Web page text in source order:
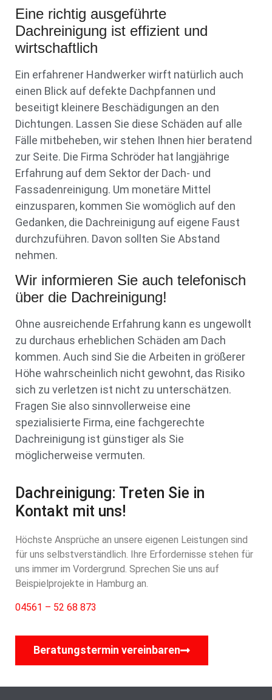
Eine richtig ausgeführte
Dachreinigung ist effizient und
wirtschaftlich
Ein erfahrener Handwerker wirft natürlich auch
einen Blick auf defekte Dachpfannen und
beseitigt kleinere Beschädigungen an den
Dichtungen. Lassen Sie diese Schäden auf alle
Fälle mitbeheben, wir stehen Ihnen hier beratend
zur Seite. Die Firma Schröder hat langjährige
Erfahrung auf dem Sektor der Dach- und
Fassadenreinigung. Um monetäre Mittel
einzusparen, kommen Sie womöglich auf den
Gedanken, die Dachreinigung auf eigene Faust
durchzuführen. Davon sollten Sie Abstand
nehmen.
Wir informieren Sie auch telefonisch
über die Dachreinigung!
Ohne ausreichende Erfahrung kann es ungewollt
zu durchaus erheblichen Schäden am Dach
kommen. Auch sind Sie die Arbeiten in größerer
Höhe wahrscheinlich nicht gewohnt, das Risiko
sich zu verletzen ist nicht zu unterschätzen.
Fragen Sie also sinnvollerweise eine
spezialisierte Firma, eine fachgerechte
Dachreinigung ist günstiger als Sie
möglicherweise vermuten.
Dachreinigung: Treten Sie in
Kontakt mit uns!
Höchste Ansprüche an unsere eigenen Leistungen sind
für uns selbstverständlich. Ihre Erfordernisse stehen für
uns immer im Vordergrund. Sprechen Sie uns auf
Beispielprojekte in Hamburg an.
04561 – 52 68 873
Beratungstermin vereinbaren